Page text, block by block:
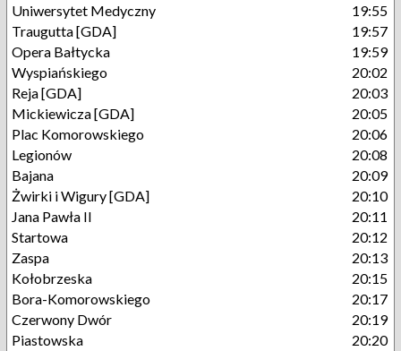
Uniwersytet Medyczny
19:55
Traugutta [GDA]
19:57
Opera Bałtycka
19:59
Wyspiańskiego
20:02
Reja [GDA]
20:03
Mickiewicza [GDA]
20:05
Plac Komorowskiego
20:06
Legionów
20:08
Bajana
20:09
Żwirki i Wigury [GDA]
20:10
Jana Pawła II
20:11
Startowa
20:12
Zaspa
20:13
Kołobrzeska
20:15
Bora-Komorowskiego
20:17
Czerwony Dwór
20:19
Piastowska
20:20